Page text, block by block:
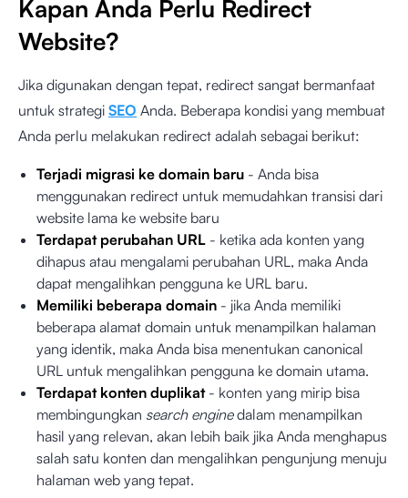
Kapan Anda Perlu Redirect
Website?
Jika digunakan dengan tepat, redirect sangat bermanfaat
untuk strategi SEO Anda. Beberapa kondisi yang membuat
Anda perlu melakukan redirect adalah sebagai berikut:
Terjadi migrasi ke domain baru - Anda bisa
menggunakan redirect untuk memudahkan transisi dari
website lama ke website baru
Terdapat perubahan URL - ketika ada konten yang
dihapus atau mengalami perubahan URL, maka Anda
dapat mengalihkan pengguna ke URL baru.
Memiliki beberapa domain - jika Anda memiliki
beberapa alamat domain untuk menampilkan halaman
yang identik, maka Anda bisa menentukan canonical
URL untuk mengalihkan pengguna ke domain utama.
Terdapat konten duplikat- konten yang mirip bisa
membingungkan search enginedalam menampilkan
hasil yang relevan, akan lebih baik jika Anda menghapus
salah satu konten dan mengalihkan pengunjung menuju
halaman web yang tepat.